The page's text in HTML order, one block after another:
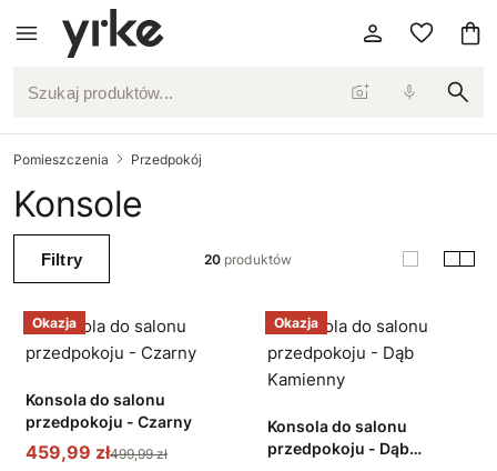
Szukaj produktów...
Pomieszczenia Przedpokój
Konsole
Filtry 20produktów
Okazja
Konsola do salonu
przedpokoju - Czarny
459,99 zł499,99 zł
Okazja
Konsola do salonu
przedpokoju - Dąb